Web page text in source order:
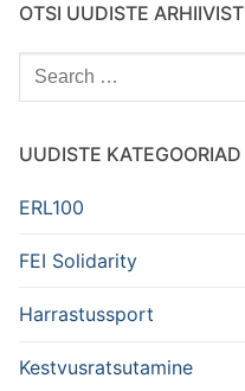
OTSI UUDISTE ARHIIVIST
Search
for:
UUDISTE KATEGOORIAD
ERL100
FEI Solidarity
Harrastussport
Kestvusratsutamine